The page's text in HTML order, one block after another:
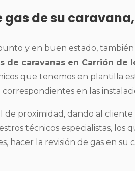
de su
y en buen estado,
de caravanas en Carrión de
que tenemos en plantilla
en las
de proximidad, dando al
técnicos especialistas, los
la revisión de gas en su